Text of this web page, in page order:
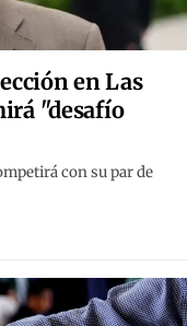
en Las
"desafío
con su par de